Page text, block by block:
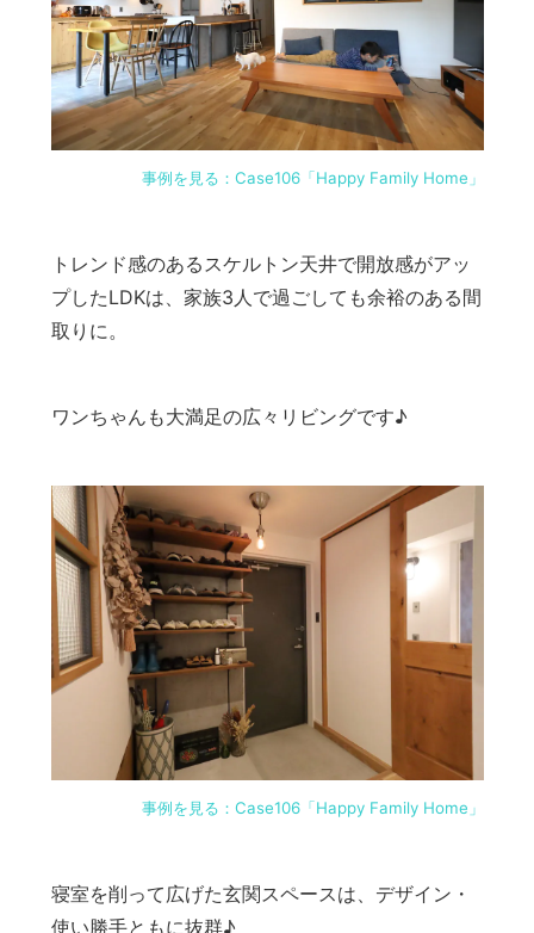
事例を見る：Case106「Happy Family Home」
トレンド感のあるスケルトン天井で開放感がアッ
プしたLDKは、家族3人で過ごしても余裕のある間
取りに。
ワンちゃんも大満足の広々リビングです♪
事例を見る：Case106「Happy Family Home」
寝室を削って広げた玄関スペースは、デザイン・
使い勝手ともに抜群♪